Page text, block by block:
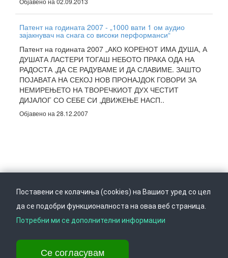
Патент на годината 2007 - „1000 вати 1 ом аудио
зајакнувач на снага со високи перформанси“
Патент на годината 2007 „АКО КОРЕНОТ ИМА ДУША, А
ДУШАТА ЛАСТЕРИ ТОГАШ НЕБОТО ПРАКА ОДА НА
РАДОСТА ,ДА СЕ РАДУВАМЕ И ДА СЛАВИМЕ. ЗАШТО
ПОЈАВАТА НА СЕКОЈ НОВ ПРОНАЈДОК ГОВОРИ ЗА
НЕМИРЕЊЕТО НА ТВОРЕЧКИОТ ДУХ ЧЕСТИТ
ДИЈАЛОГ СО СЕБЕ СИ ,ДВИЖЕЊЕ НАСП..
Објавено на 28.12.2007
Врати се горе Следете не на
Поставени се колачиња (cookies) на Вашиот уред со цел
да се подобри функционалноста на оваа веб страница.
Потребни ми се дополнителни информации
Се согласувам